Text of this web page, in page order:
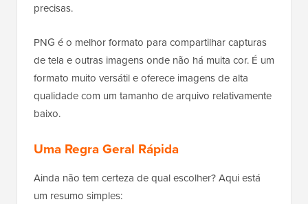
precisas.
PNG é o melhor formato para compartilhar capturas
de tela e outras imagens onde não há muita cor. É um
formato muito versátil e oferece imagens de alta
qualidade com um tamanho de arquivo relativamente
baixo.
Uma Regra Geral Rápida
Ainda não tem certeza de qual escolher? Aqui está
um resumo simples: